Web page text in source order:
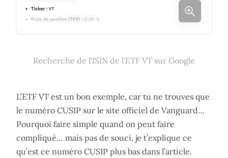
Recherche de l'ISIN de l'ETF VT sur Google
L’ETF VT est un bon exemple, car tu ne trouves que
le numéro CUSIP sur le site officiel de Vanguard…
Pourquoi faire simple quand on peut faire
compliqué… mais pas de souci, je t’explique ce
qu’est ce numéro CUSIP plus bas dans l’article.